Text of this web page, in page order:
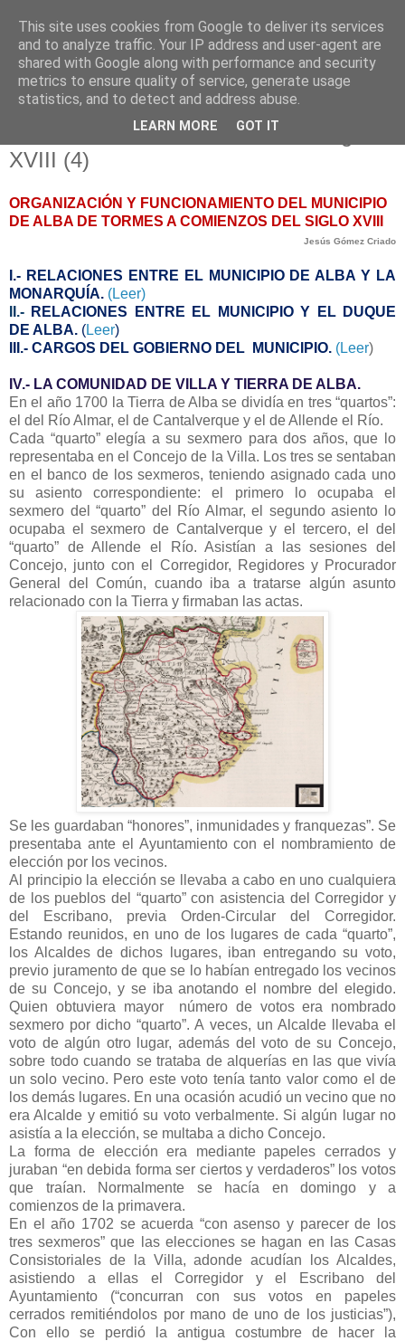
Alba de Tormes a comienzos del siglo
XVIII (4)
ORGANIZACIÓN Y FUNCIONAMIENTO DEL MUNICIPIO
DE ALBA DE TORMES A COMIENZOS DEL SIGLO XVIII
Jesús Gómez Criado
I.- RELACIONES ENTRE EL MUNICIPIO DE ALBA Y LA
MONARQUÍA. (Leer)
II.- RELACIONES ENTRE EL MUNICIPIO Y EL DUQUE
DE ALBA. (Leer)
III.- CARGOS DEL GOBIERNO DEL MUNICIPIO. (Leer)
IV.- LA COMUNIDAD DE VILLA Y TIERRA DE ALBA.
En el año 1700 la Tierra de Alba se dividía en tres “quartos”:
el del Río Almar, el de Cantalverque y el de Allende el Río.
Cada “quarto” elegía a su sexmero para dos años, que lo
representaba en el Concejo de la Villa. Los tres se sentaban
en el banco de los sexmeros, teniendo asignado cada uno
su asiento correspondiente: el primero lo ocupaba el
sexmero del “quarto” del Río Almar, el segundo asiento lo
ocupaba el sexmero de Cantalverque y el tercero, el del
“quarto” de Allende el Río. Asistían a las sesiones del
Concejo, junto con el Corregidor, Regidores y Procurador
General del Común, cuando iba a tratarse algún asunto
relacionado con la Tierra y firmaban las actas.
Se les guardaban “honores”, inmunidades y franquezas”. Se
presentaba ante el Ayuntamiento con el nombramiento de
elección por los vecinos.
Al principio la elección se llevaba a cabo en uno cualquiera
de los pueblos del “quarto” con asistencia del Corregidor y
del Escribano, previa Orden-Circular del Corregidor.
Estando reunidos, en uno de los lugares de cada “quarto”,
los Alcaldes de dichos lugares, iban entregando su voto,
previo juramento de que se lo habían entregado los vecinos
de su Concejo, y se iba anotando el nombre del elegido.
Quien obtuviera mayor número de votos era nombrado
sexmero por dicho “quarto”. A veces, un Alcalde llevaba el
voto de algún otro lugar, además del voto de su Concejo,
sobre todo cuando se trataba de alquerías en las que vivía
un solo vecino. Pero este voto tenía tanto valor como el de
los demás lugares. En una ocasión acudió un vecino que no
era Alcalde y emitió su voto verbalmente. Si algún lugar no
asistía a la elección, se multaba a dicho Concejo.
La forma de elección era mediante papeles cerrados y
juraban “en debida forma ser ciertos y verdaderos” los votos
que traían. Normalmente se hacía en domingo y a
comienzos de la primavera.
En el año 1702 se acuerda “con asenso y parecer de los
tres sexmeros” que las elecciones se hagan en las Casas
Consistoriales de la Villa, adonde acudían los Alcaldes,
asistiendo a ellas el Corregidor y el Escribano del
Ayuntamiento (“concurran con sus votos en papeles
cerrados remitiéndolos por mano de uno de los justicias”),
Con ello se perdió la antigua costumbre de hacer la
This site uses cookies from Google to deliver its services
and to analyze traffic. Your IP address and user-agent are
shared with Google along with performance and security
metrics to ensure quality of service, generate usage
statistics, and to detect and address abuse.
LEARN MORE GOT IT